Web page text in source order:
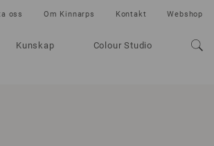
Kunskap Colour Studio
oss Om Kinnarps Kontakt Webshop